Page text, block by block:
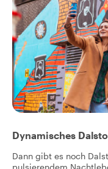
Dynamisches
Dann gibt es noch
pulsierendem